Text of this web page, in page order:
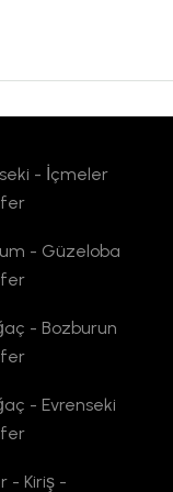
- İçmeler
- Güzeloba
- Bozburun
- Evrenseki
- Kiriş -